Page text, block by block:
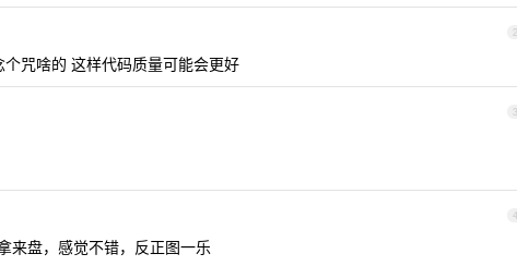
2
咒啥的 这样代码质量可能会更好
3
4
来盘，感觉不错，反正图一乐